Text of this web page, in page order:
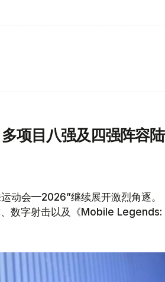
项目八强及四强阵容陆
动会—2026”继续展开激烈角逐。
数字射击以及《Mobile Legends: